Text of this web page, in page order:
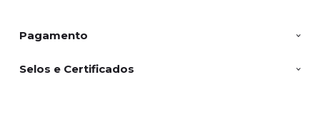
Pagamento
Selos e Certificados